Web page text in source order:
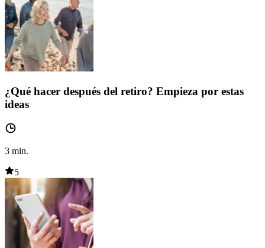
¿Qué hacer después del retiro? Empieza por estas
ideas
3 min.
5